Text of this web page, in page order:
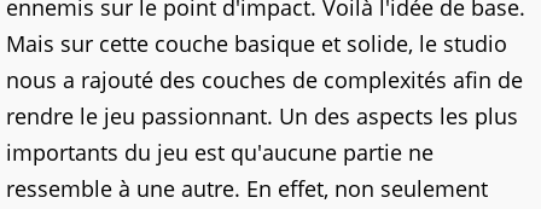
ennemis sur le point d'impact. Voilà l'idée de base.
Mais sur cette couche basique et solide, le studio
nous a rajouté des couches de complexités afin de
rendre le jeu passionnant. Un des aspects les plus
importants du jeu est qu'aucune partie ne
ressemble à une autre. En effet, non seulement